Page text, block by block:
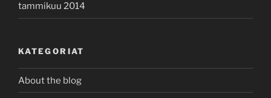
tammikuu 2014
KATEGORIAT
About the blog